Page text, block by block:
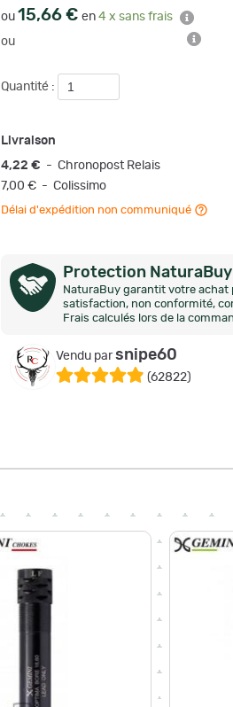
ou 15,66 € en 4 x sans frais
ou
Quantité :
Livraison
4,22 € - Chronopost Relais
7,00 € - Colissimo
Délai d'expédition non communiqué
Protection NaturaBuy
NaturaBuy garantit votre
satisfaction, non conformité,
Frais calculés lors de la
Vendu parsnipe60
(62822)